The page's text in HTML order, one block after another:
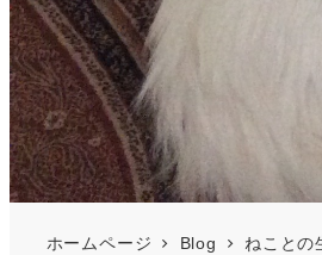
ホームページ Blog ねことの